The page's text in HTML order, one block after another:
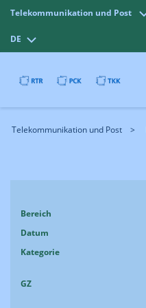
Telekommunikation und Post
DE
Telekommunikation und Post
Bereich
Datum
Kategorie
GZ